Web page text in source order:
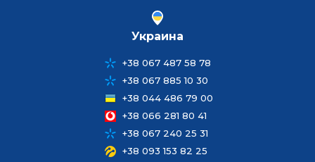
Украина
+38 067 487 58 78
+38 067 885 10 30
+38 044 486 79 00
+38 066 281 80 41
+38 067 240 25 31
+38 093 153 82 25